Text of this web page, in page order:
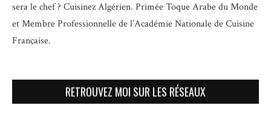
sera le chef ? Cuisinez Algérien. Primée Toque Arabe du Monde
etMembre Professionnelle de l’Académie Nationale de Cuisine
Française.
RETROUVEZ MOI SUR LES RÉSEAUX